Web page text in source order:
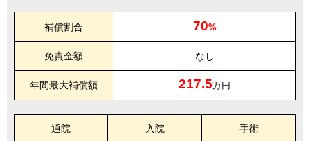
補償割合 70%
免責金額 なし
年間最大補償額 217.5万円
通院 入院 手術